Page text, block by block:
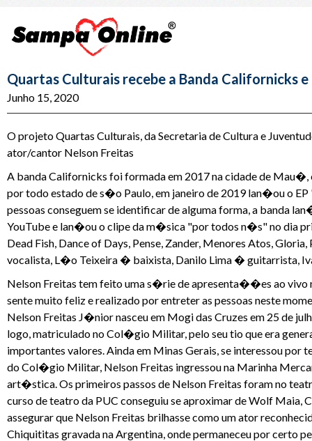
Quartas Culturais recebe a Banda Californicks
Junho 15, 2020
O projeto Quartas Culturais, da Secretaria de Cultura e
ator/cantor Nelson Freitas
A banda Californicks foi formada em 2017 na cidade de
por todo estado de s�o Paulo, em janeiro de 2019 lan�ou o
pessoas conseguem se identificar de alguma forma, a banda
YouTube e lan�ou o clipe da m�sica "por todos n�s" no dia
Dead Fish, Dance of Days, Pense, Zander, Menores Atos,
vocalista, L�o Teixeira � baixista, Danilo Lima � guitarrista,
Nelson Freitas tem feito uma s�rie de apresenta��es ao vivo
sente muito feliz e realizado por entreter as pessoas neste
Nelson Freitas J�nior nasceu em Mogi das Cruzes em 25 de
logo, matriculado no Col�gio Militar, pelo seu tio que era
importantes valores. Ainda em Minas Gerais, se interessou
do Col�gio Militar, Nelson Freitas ingressou na Marinha
art�stica. Os primeiros passos de Nelson Freitas foram no
curso de teatro da PUC conseguiu se aproximar de Wolf Maia,
assegurar que Nelson Freitas brilhasse como um ator
Chiquititas gravada na Argentina, onde permaneceu por